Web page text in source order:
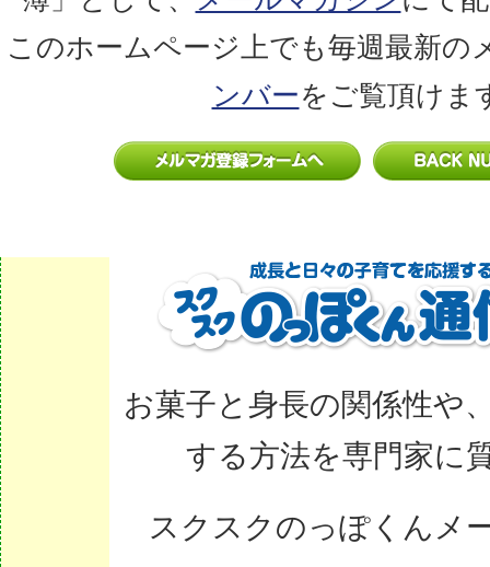
このホームページ上でも毎週最新の
ンバーをご覧頂けま
お菓子と身長の関係性や
する方法を専門家に
スクスクのっぽくんメ